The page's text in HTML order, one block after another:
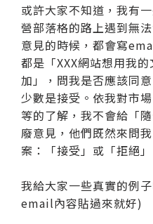
或許大家不知道，我有
營部落格的路上遇到無
意見的時候，都會寫
都是「XXX網站想用我
加」，問我是否應該同
少數是接受。依我對市
等的了解，我不會給「
廢意見，他們既然來問
案：「接受」或「拒絕」
我給大家一些真實的例
email內容貼過來就好)